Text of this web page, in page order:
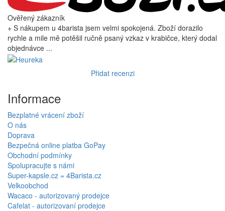
Ověřený zákazník
+ S nákupem u 4barista jsem velmi spokojená. Zboží dorazilo
rychle a mile mě potěšil ručně psaný vzkaz v krabičce, který dodal
objednávce ...
Přidat recenzi
Informace
Bezplatné vrácení zboží
O nás
Doprava
Bezpečná online platba GoPay
Obchodní podmínky
Spolupracujte s námi
Super-kapsle.cz = 4Barista.cz
Velkoobchod
Wacaco - autorizovaný prodejce
Cafelat - autorizovaní prodejce